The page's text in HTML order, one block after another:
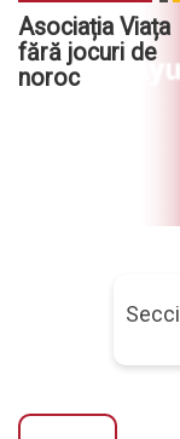
Asociația Viața
fără jocuri de
noroc